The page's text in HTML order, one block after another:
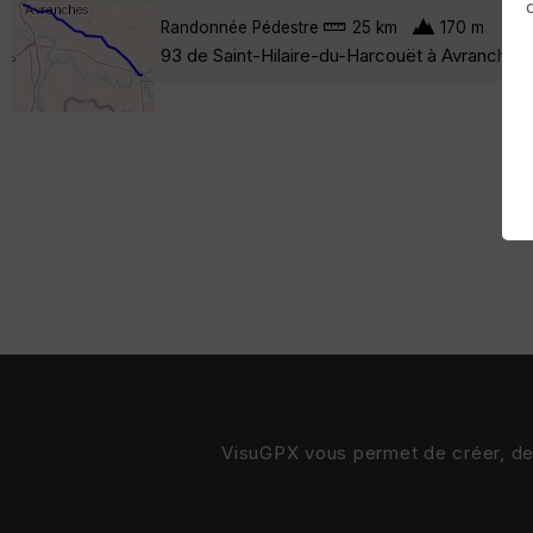
Randonnée Pédestre 25 km 170 m
93 de Saint-Hilaire-du-Harcouët à
VisuGPX vous permet de créer,